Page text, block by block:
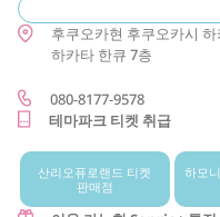
후쿠오카현 후쿠오카시 하
하카타 한큐 7층
080-8177-9578
테마파크 티켓 취급
산리오퓨로랜드 티켓
판매점
하모